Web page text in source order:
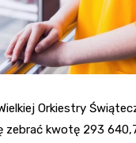
Orkiestry
zebrać kwotę 293